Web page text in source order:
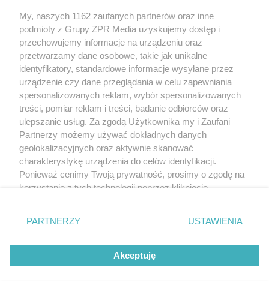
My, naszych 1162 zaufanych partnerów oraz inne
podmioty z Grupy ZPR Media uzyskujemy dostęp i
przechowujemy informacje na urządzeniu oraz
przetwarzamy dane osobowe, takie jak unikalne
identyfikatory, standardowe informacje wysyłane przez
urządzenie czy dane przeglądania w celu zapewniania
spersonalizowanych reklam, wybór spersonalizowanych
treści, pomiar reklam i treści, badanie odbiorców oraz
ulepszanie usług. Za zgodą Użytkownika my i Zaufani
Partnerzy możemy używać dokładnych danych
geolokalizacyjnych oraz aktywnie skanować
charakterystykę urządzenia do celów identyfikacji.
Ponieważ cenimy Twoją prywatność, prosimy o zgodę na
korzystanie z tych technologii poprzez kliknięcie
zmienić/wycofać klikając przycisk ustawień prywatności
znajdujący się w lewym dolnym rogu strony
rodzaje przetwarzania danych nie wymagają zgody
użytkownika, ale masz prawo sprzeciwić się takiemu
przetwarzaniu. Preferencje będą miały zastosowanie tylko
PARTNERZY USTAWIENIA
Akceptuję